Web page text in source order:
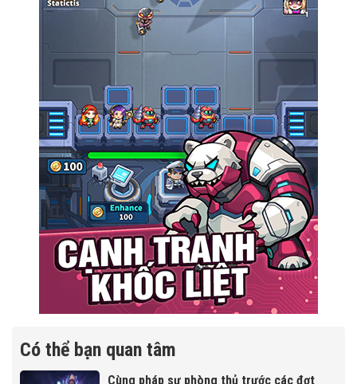
Có thể bạn quan tâm
Cùng pháp sư phòng thủ trước các đợt